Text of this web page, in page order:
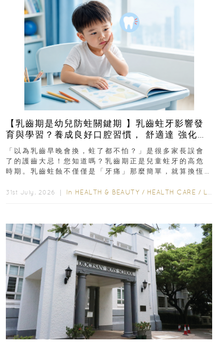
【乳齒期是幼兒防蛀關鍵期 】乳齒蛀牙影響發
育與學習？養成良好口腔習慣， 舒適達 強化琺
瑯質 兒童牙膏防護指南
「以為乳齒早晚會換，蛀了都不怕？」是很多家長誤會
了的護齒大忌！您知道嗎？乳齒期正是兒童蛀牙的高危
時期。乳齒蛀蝕不僅僅是「牙痛」那麼簡單，就算換恆
31st July, 2026 ｜ In HEALTH & BEAUTY / HEALTH CARE / LIFESTYLE